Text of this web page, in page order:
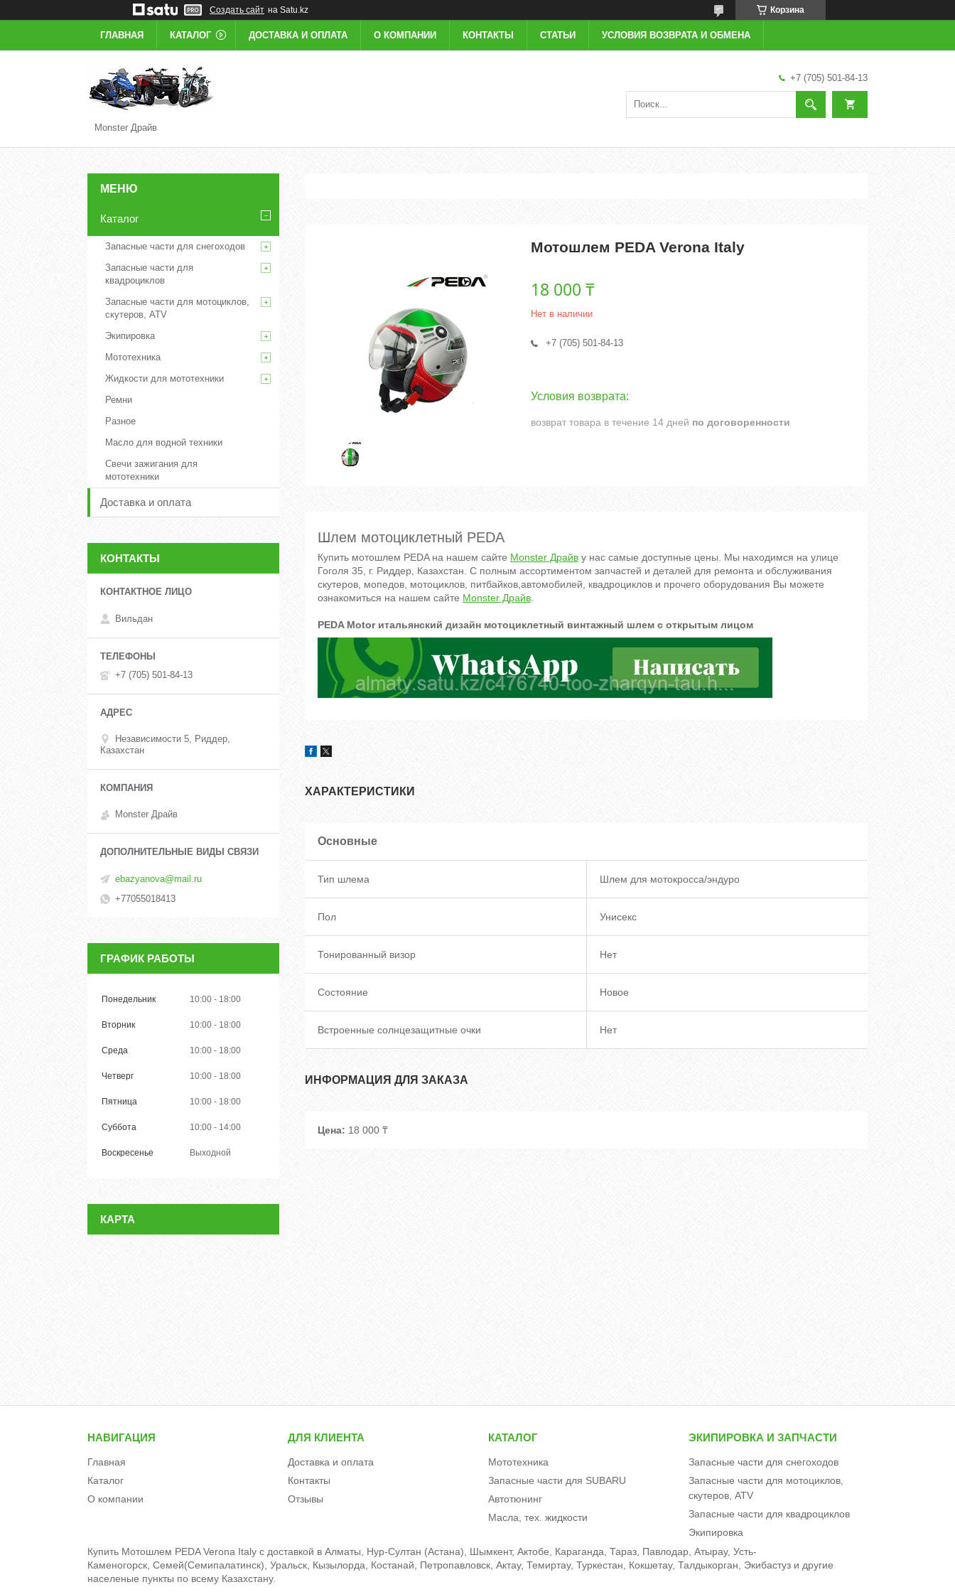
Создать сайт на Satu.kz Корзина
ГЛАВНАЯ КАТАЛОГ ДОСТАВКА И ОПЛАТА О КОМПАНИИ КОНТАКТЫ СТАТЬИ УСЛОВИЯ ВОЗВРАТА И ОБМЕНА
Monster Драйв
+7 (705) 501-84-13
Мотошлем PEDA Verona Italy
18 000 ₸
Нет в наличии
+7 (705) 501-84-13
возврат товара в течение 14 дней по договоренности
Шлем мотоциклетный PEDA
Купить мотошлем PEDA на нашем сайте Monster Драйв у нас самые доступные цены. Мы находимся на улице
Гоголя 35, г. Риддер, Казахстан. С полным ассортиментом запчастей и деталей для ремонта и обслуживания
скутеров, мопедов, мотоциклов, питбайков,автомобилей, квадроциклов и прочего оборудования Вы можете
ознакомиться на нашем сайте Monster Драйв
PEDA Motor итальянский дизайн мотоциклетный винтажный шлем с открытым лицом
ХАРАКТЕРИСТИКИ
Основные
Тип шлема Шлем для мотокросса/эндуро
Пол Унисекс
Тонированный визор Нет
Состояние Новое
Встроенные солнцезащитные очки Нет
ИНФОРМАЦИЯ ДЛЯ ЗАКАЗА
Цена: 18 000 ₸
Каталог
Запасные части для снегоходов
Запасные части для
квадроциклов
Запасные части для мотоциклов,
скутеров, ATV
Экипировка
Мототехника
Жидкости для мототехники
Ремни
Разное
Масло для водной техники
Свечи зажигания для
мототехники
Доставка и оплата
КОНТАКТЫ
Вильдан
+7 (705) 501-84-13
Независимости 5, Риддер,
Казахстан
Monster Драйв
ebazyanova@mail.ru
+77055018413
ГРАФИК РАБОТЫ
Понедельник 10:00 18:00
Вторник 10:00 18:00
Среда 10:00 18:00
Четверг 10:00 18:00
Пятница 10:00 18:00
Суббота 10:00 14:00
Воскресенье Выходной
КАРТА
НАВИГАЦИЯ
Главная
Каталог
О компании
ДЛЯ КЛИЕНТА
Доставка и оплата
Контакты
Отзывы
КАТАЛОГ
Мототехника
Запасные части для SUBARU
Автотюнинг
Масла, тех. жидкости
ЭКИПИРОВКА И ЗАПЧАСТИ
Запасные части для снегоходов
Запасные части для мотоциклов,
скутеров, ATV
Запасные части для квадроциклов
Экипировка
Купить Мотошлем PEDA Verona Italy c доставкой в Алматы, Нур-Султан (Астана), Шымкент, Актобе, Караганда, Тараз, Павлодар, Атырау, Усть-
Каменогорск, Семей(Семипалатинск), Уральск, Кызылорда, Костанай, Петропавловск, Актау, Темиртау, Туркестан, Кокшетау, Талдыкорган, Экибастуз и другие
населеные пункты по всему Казахстану.